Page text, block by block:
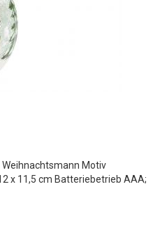
Motiv
x 11,5 cm Batteriebetrieb AAA;